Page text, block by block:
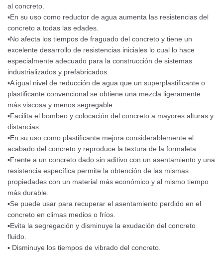
al concreto.
▪En su uso como reductor de agua aumenta las resistencias del
concreto a todas las edades.
▪No afecta los tiempos de fraguado del concreto y tiene un
excelente desarrollo de resistencias iniciales lo cual lo hace
especialmente adecuado para la construcción de sistemas
industrializados y prefabricados.
▪A igual nivel de reducción de agua que un superplastificante o
plastificante convencional se obtiene una mezcla ligeramente
más viscosa y menos segregable.
▪Facilita el bombeo y colocación del concreto a mayores alturas y
distancias.
▪En su uso como plastificante mejora considerablemente el
acabado del concreto y reproduce la textura de la formaleta.
▪Frente a un concreto dado sin aditivo con un asentamiento y una
resistencia específica permite la obtención de las mismas
propiedades con un material más económico y al mismo tiempo
más durable.
▪Se puede usar para recuperar el asentamiento perdido en el
concreto en climas medios o fríos.
▪Evita la segregación y disminuye la exudación del concreto
fluido.
▪ Disminuye los tiempos de vibrado del concreto.